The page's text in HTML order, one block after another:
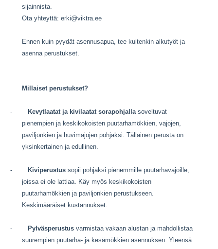
sijainnista.
Ota yhteyttä: erki@viktra.ee
Ennen kuin pyydät asennusapua, tee kuitenkin alkutyöt ja
asenna perustukset.
Millaiset perustukset?
- Kevytlaatat ja kivilaatat sorapohjalla soveltuvat
pienempien ja keskikokoisten puutarhamökkien, vajojen,
paviljonkien ja huvimajojen pohjaksi. Tällainen perusta on
yksinkertainen ja edullinen.
- Kiviperustus sopii pohjaksi pienemmille puutarhavajoille,
joissa ei ole lattiaa. Käy myös keskikokoisten
puutarhamökkien ja paviljonkien perustukseen.
Keskimääräiset kustannukset.
- Pylväsperustus varmistaa vakaan alustan ja mahdollistaa
suurempien puutarha- ja kesämökkien asennuksen. Yleensä